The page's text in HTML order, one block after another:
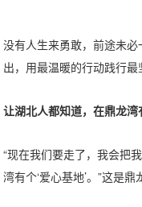
没有人生来勇敢，前途未
出，用最温暖的行动践行最
让湖北人都知道，在鼎龙湾
“现在我们要走了，我会把
湾有个‘爱心基地’。”这是